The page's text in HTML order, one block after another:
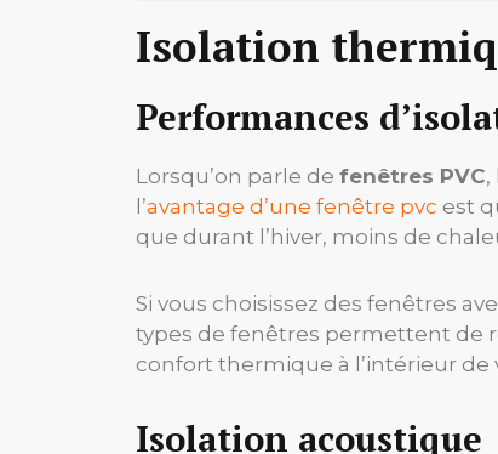
Isolation
Performances
Lorsqu’on parle de fenêtres PVC,
l’avantage d’une fenêtre pvc est
que durant l’hiver, moins de
Si vous choisissez des fenêtres
types de fenêtres permettent de
confort thermique à l’intérieur de
Isolation acoustique